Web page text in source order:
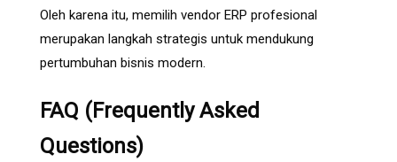
Oleh karena itu, memilih vendor ERP profesional
merupakan langkah strategis untuk mendukung
pertumbuhan bisnis modern.
FAQ (Frequently Asked
Questions)